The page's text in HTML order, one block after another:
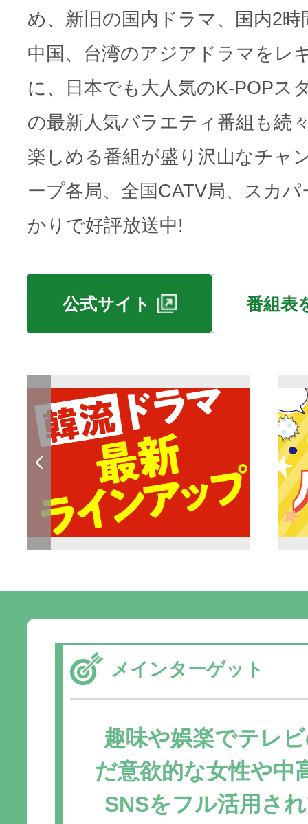
め、新旧の国内ドラマ、国内2
中国、台湾のアジアドラマをレ
に、日本でも大人気のK-POPス
の最新人気バラエティ番組も続
楽しめる番組が盛り沢山なチャ
ープ各局、全国CATV局、スカ
かりで好評放送中!
公式サイト 番組表
メインターゲット
趣味や娯楽でテレ
だ意欲的な女性や中
SNSをフル活用さ